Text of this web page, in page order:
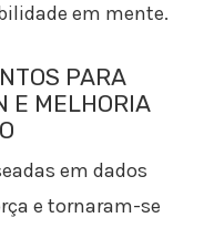
em mente.
PARA
E MELHORIA
em dados
e tornaram-se